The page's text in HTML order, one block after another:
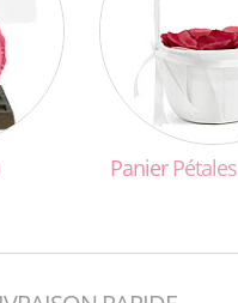
PanierPétales